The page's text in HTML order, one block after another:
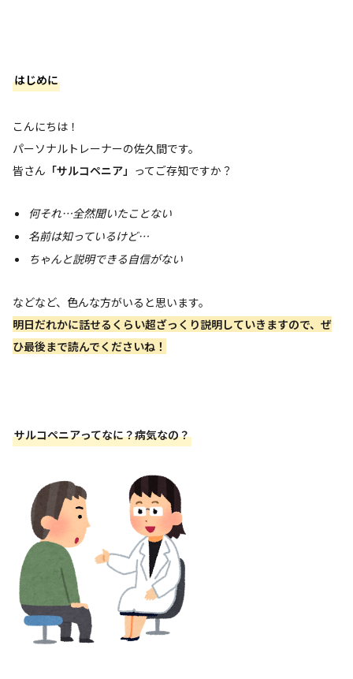
はじめに
こんにちは！
パーソナルトレーナーの佐久間です。
皆さん 「サルコペニア」 ってご存知ですか？
何それ…全然聞いたことない
名前は知っているけど…
ちゃんと説明できる自信がない
などなど、色んな方がいると思います。
明日だれかに話せるくらい超ざっくり説明していきますので、ぜ
ひ最後まで読んでくださいね！
サルコペニアってなに？病気なの？